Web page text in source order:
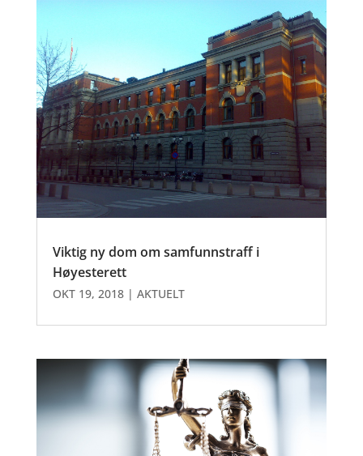
Viktig ny dom om samfunnstraff i
Høyesterett
OKT 19, 2018| AKTUELT